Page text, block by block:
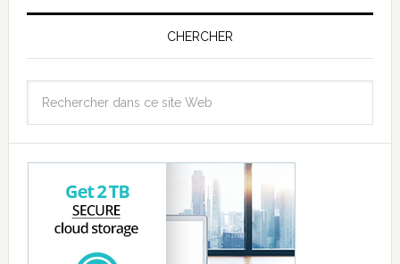
CHERCHER